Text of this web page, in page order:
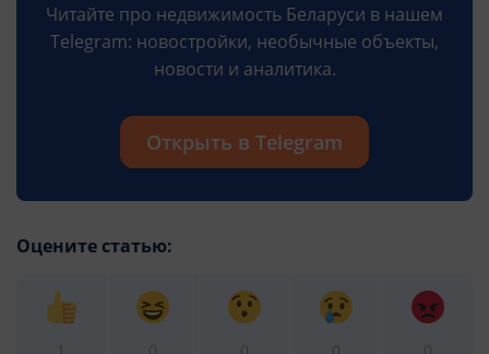
Читайте про недвижимость Беларуси в нашем
Telegram: новостройки, необычные объекты,
новости и аналитика.
Открыть в Telegram
Оцените статью: